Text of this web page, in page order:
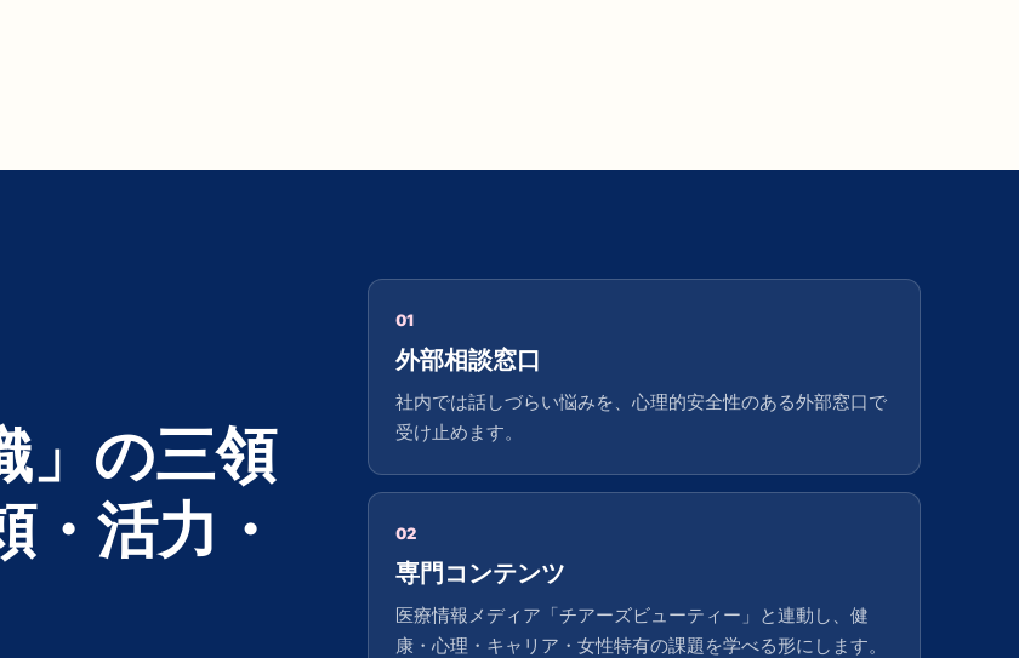
」の三領
・活力・
01
外部相談窓口
社内では話しづらい悩みを、心理的安全性のある外部窓口で
受け止めます。
02
専門コンテンツ
医療情報メディア「チアーズビューティー」と連動し、健
康・心理・キャリア・女性特有の課題を学べる形にします。